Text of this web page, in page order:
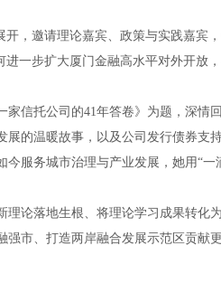
开，邀请理论嘉宾、政策与实践嘉
一步扩大厦门金融高水平对外开放
信托公司的41年答卷》为题，深情
展的温暖故事，以及公司发行债券
服务城市治理与产业发展，她用“
理论落地生根、将理论学习成果转
市、打造两岸融合发展示范区贡献更